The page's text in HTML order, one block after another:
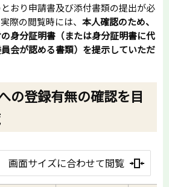
おり申請書及び添付書類の提出が必
際の閲覧時には、 本人確認のため、
身分証明書（または身分証明書に代
会が認める書類）を提示していただ
の登録有無の確認を目
画面サイズに合わせて閲覧